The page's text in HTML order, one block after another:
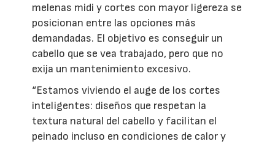
melenas midi y cortes con mayor ligereza se
posicionan entre las opciones más
demandadas. El objetivo es conseguir un
cabello que se vea trabajado, pero que no
exija un mantenimiento excesivo.
“Estamos viviendo el auge de los cortes
inteligentes: diseños que respetan la
textura natural del cabello y facilitan el
peinado incluso en condiciones de calor y